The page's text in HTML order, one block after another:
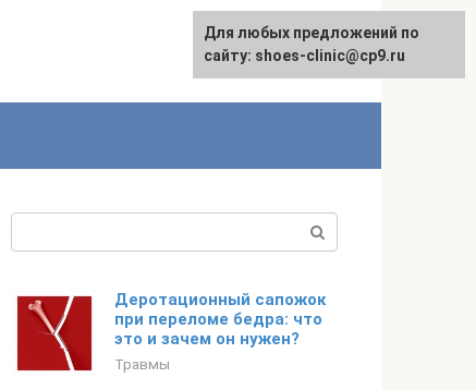
Деротационный сапожок
при переломе бедра: что
это и зачем он нужен?
Травмы
Для любых предложений по
сайту: shoes-clinic@cp9.ru